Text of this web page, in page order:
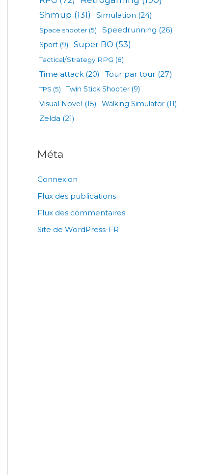
Shmup (131) Simulation (24)
Space shooter(5) Speedrunning (26)
Sport(9) Super BO (53)
Tactical/Strategy RPG (8)
Time attack(20) Tour par tour (27)
TPS (5) Twin Stick Shooter (9)
Visual Novel (15) Walking Simulator (11)
Zelda (21)
Méta
Connexion
Flux des publications
Flux des commentaires
Site de WordPress-FR